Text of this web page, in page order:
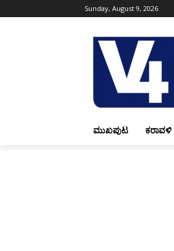
Sunday, August 9, 2026
ಮುಖಪುಟ ಕರಾವಳಿ